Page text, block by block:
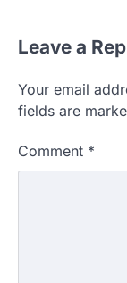
Leave a
Your email
fields are
Comment *